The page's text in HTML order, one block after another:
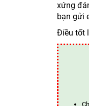
xứng
bạn gửi
Điều tốt